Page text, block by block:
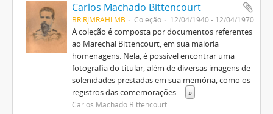
Carlos Machado Bittencourt
BR RJMRAHI MB Coleção 12/04/1940 - 12/04/1970
A coleção é composta por documentos referentes
ao Marechal Bittencourt, em sua maioria
homenagens. Nela, é possível encontrar uma
fotografia do titular, além de diversas imagens de
solenidades prestadas em sua memória, como os
registros das comemorações ... »
Carlos Machado Bittencourt